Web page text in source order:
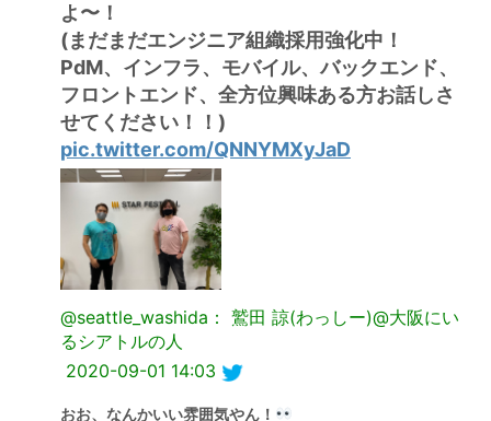
よ〜！
(まだまだエンジニア組織採用強化中！
PdM、インフラ、モバイル、バックエンド、
フロントエンド、全方位興味ある方お話しさ
せてください！！)
pic.twitter.com/QNNYMXyJaD
@seattle_washida： 鷲田 諒(わっしー)@大阪にい
るシアトルの人
2020-09-01 14:03
おお、なんかいい雰囲気やん！